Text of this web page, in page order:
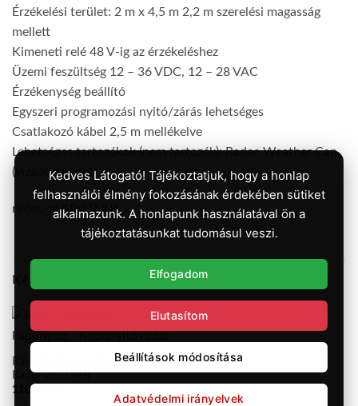
Érzékelési terület: 2 m x 4,5 m 2,2 m szerelési magasság
mellett
Kimeneti relé 48 V-ig az érzékeléshez
Üzemi feszültség 12 – 36 VDC, 12 – 28 VAC
Érzékenység beállító
Egyszeri programozási nyitó/zárás lehetséges
Csatlakozó kábel 2,5 m mellékelve
Lehetséges tartozékok (nem tartozék): Radec Weather Cap
(vízálló takaró)
radec-m ADATLAP
KAPCSOLÓDÓ TERMÉKEK
Rave-D Radaros kapunyitó –
Kapunyitó radar
110.000
Kedves Látogató! Tájékoztatjuk, hogy a honlap
felhasználói élmény fokozásának érdekében sütiket
alkalmazunk. A honlapunk használatával ön a
tájékoztatásunkat tudomásul veszi.
Elfogadom
Elutasítom
Beállítások módosítása
Adatvédelmi irányelvek